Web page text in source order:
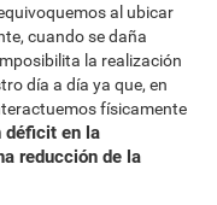
al ubicar
cuando se daña
la realización
día a día ya que, en
físicamente
déficit en la
reducción de la